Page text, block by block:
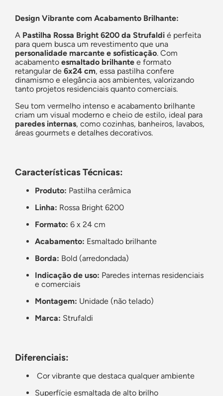
Design Vibrante com Acabamento Brilhante:
A Pastilha Rossa Bright 6200 da Strufaldi é perfeita
para quem busca um revestimento que una
personalidade marcante e sofisticação. Com
acabamento esmaltado brilhante e formato
retangular de 6x24 cm, essa pastilha confere
dinamismo e elegância aos ambientes, valorizando
tanto projetos residenciais quanto comerciais.
Seu tom vermelho intenso e acabamento brilhante
criam um visual moderno e cheio de estilo, ideal para
paredes internas, como cozinhas, banheiros, lavabos,
áreas gourmets e detalhes decorativos.
Características Técnicas:
Produto: Pastilha cerâmica
Linha: Rossa Bright 6200
Formato: 6 x 24 cm
Acabamento: Esmaltado brilhante
Borda: Bold (arredondada)
Indicação de uso: Paredes internas residenciais
e comerciais
Montagem: Unidade (não telado)
Marca: Strufaldi
Diferenciais:
Cor vibrante que destaca qualquer ambiente
Superfície esmaltada de alto brilho